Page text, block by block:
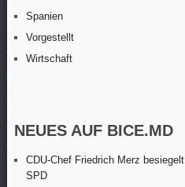
Spanien
Vorgestellt
Wirtschaft
NEUES AUF BICE.MD
CDU-Chef Friedrich Merz
SPD